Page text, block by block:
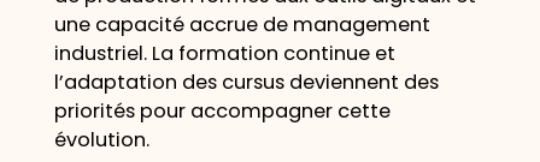
une capacité accrue de management
industriel. La formation continue et
l’adaptation des cursus deviennent des
priorités pour accompagner cette
évolution.